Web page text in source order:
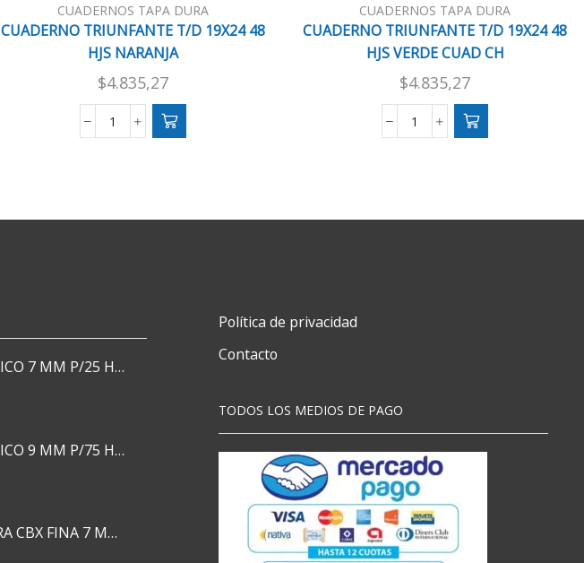
CUADERNOS TAPA DURA
CUADERNO TRIUNFANTE T/D 19X24 48
HJS NARANJA
$4.835,27
CUADERNO
HJS
CUADERNOS TAPA DURA
CUADERNO TRIUNFANTE T/D 19X24 48
HJS VERDE CUAD CH
$4.835,27
CUADERNO
HJS
ESPIRAL PLASTICO 7 MM P/25 HJS X50x3000
ESPIRAL PLASTICO 9 MM P/75 HJS X50X2400
SILICONA BARRA CBX FINA 7 MM 28 CM
Política de privacidad
Contacto
TODOS LOS MEDIOS DE PAGO